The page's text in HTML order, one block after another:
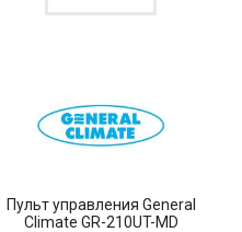
Пульт управления General
Climate GR-210UT-MD